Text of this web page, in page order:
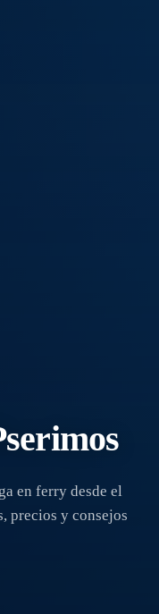
en ferry desde el
precios y consejos